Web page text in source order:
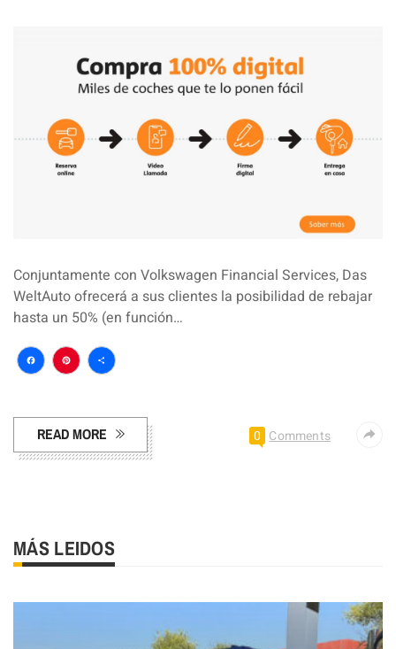
Conjuntamente con Volkswagen Financial Services, Das
WeltAuto ofrecerá a sus clientes la posibilidad de rebajar
hasta un 50% (en función…
Facebook
Pinterest
Compartir
READ MORE 0 Comments
MÁS LEIDOS